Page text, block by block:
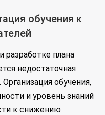
обучения к
разработке плана
недостаточная
обучения,
и уровень знаний
к снижению